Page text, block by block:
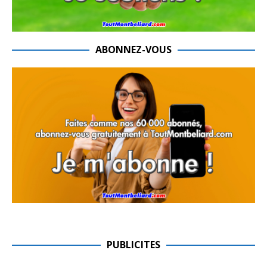
ABONNEZ-VOUS
PUBLICITES